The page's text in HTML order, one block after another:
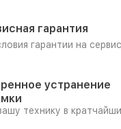
гарантия
гарантии на
устранение
технику в